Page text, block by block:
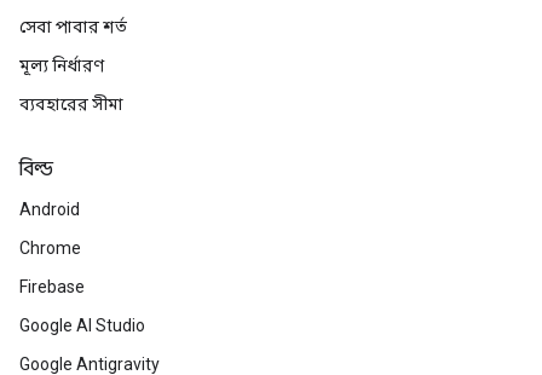
সেবা পাবার শর্ত
মূল্য নির্ধারণ
ব্যবহারের সীমা
বিল্ড
Android
Chrome
Firebase
Google AI Studio
Google Antigravity